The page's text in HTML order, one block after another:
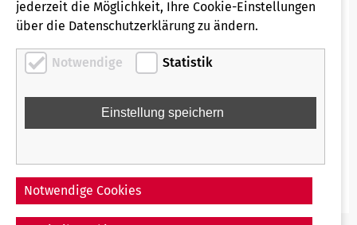
FAQ Bewerbungen
Für alle weiteren Anliegen erreichst Du uns per Mail
unter:
bewerbung-rfg@regio-bahn.de
Wir bitten aus datenschutzrechtlichen Gründen von
Bewerbungen per E-Mail abzusehen.
jederzeit die Möglichkeit, Ihre Cookie-Einstellungen
über die Datenschutzerklärung zu ändern.
Notwendige Statistik
Notwendige Cookies